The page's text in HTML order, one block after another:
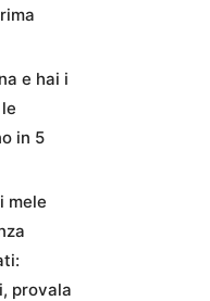
e hai i
in 5
mele
provala